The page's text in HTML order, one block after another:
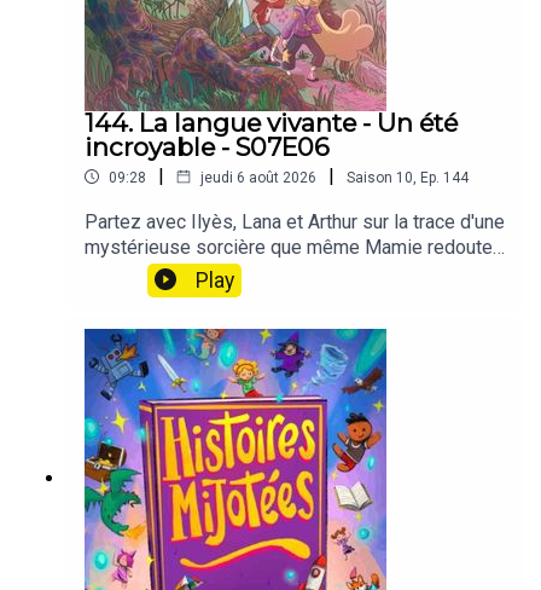
144. La langue vivante - Un été
incroyable - S07E06
09:28 | jeudi 6 août 2026 | Saison 10, Ep. 144
Partez avec Ilyès, Lana et Arthur sur la trace d'une
mystérieuse sorcière que même Mamie redoute
🌳🔮😨Le carnet de Papistoire renferme un
avertissement troublant : se méfier de
Piédelalettre. Une carte griffonnée indique un lieu
secret, au cœur de la forêt bordant Contes-sur-
Mer. Mamie leur révèle qu'il s'agit du nom d'une
sorcière aux pouvoirs redoutables, disparue
depuis des années... et leur interdit formellement
d'aller la chercher. Mais dès qu'elle s'endort, la
tentation est trop forte... Que va-t-il se passer ?
Un seul moyen de le savoir, écouter l'histoire !🎯
Parfait pour les 8-12 ans🌟 Thèmes : famille,
langue française, sorcière, forêt, humour, courage
🌳 Ambiance mystérieuse à savourer en famille
Play